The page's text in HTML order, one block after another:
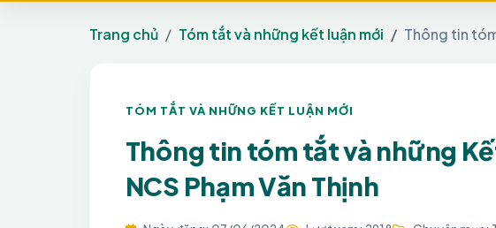
Trang chủ Tóm tắt và những kết luận mới Thông tin
TÓM TẮT VÀ NHỮNG KẾT LUẬN MỚI
Thông tin tóm tắt và những
NCS Phạm Văn Thịnh